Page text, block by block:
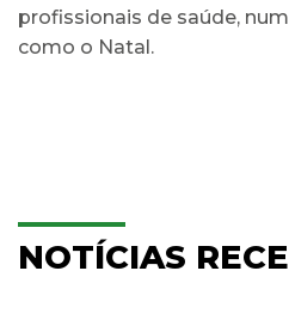
profissionais de saúde,
como o Natal.
NOTÍCIAS